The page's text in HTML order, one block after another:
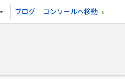
ブログ コンソールへ移動